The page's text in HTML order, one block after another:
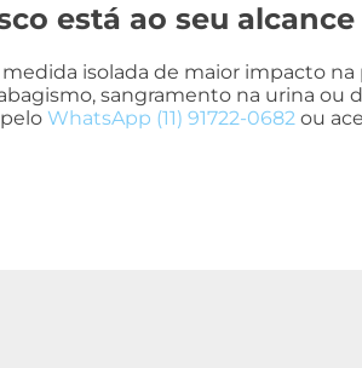
está ao seu alcance
medida isolada de maior impacto
sangramento na urina ou
WhatsApp (11) 91722-0682 ou